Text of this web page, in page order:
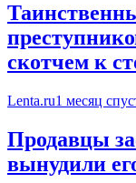
скотчем к
Lenta.ru1 месяц
Продавцы
вынудили